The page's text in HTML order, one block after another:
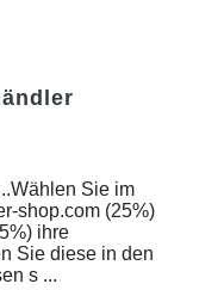
Sie im
shop.com (25%)
ihre
Sie diese in den
s ...